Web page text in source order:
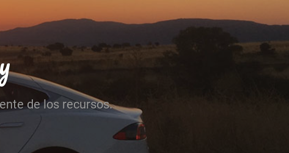
de los recursos.